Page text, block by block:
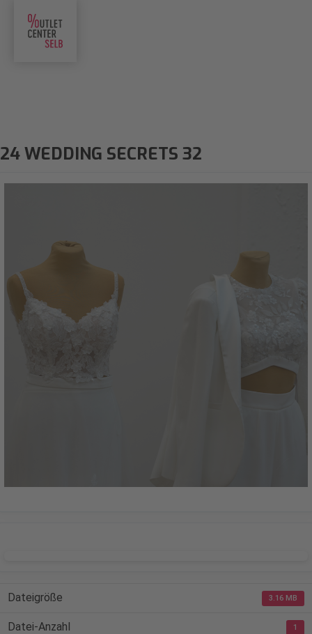
24 WEDDING SECRETS 32
Dateigröße 3.16 MB
Datei-Anzahl 1